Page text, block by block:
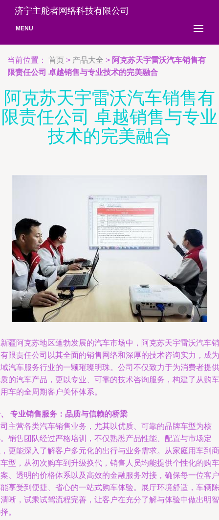
济宁主舵者网络科技有限公司
MENU
当前位置： 首页 > 产品大全 > 阿克苏天宇雷沃汽车销售有
限责任公司 卓越销售与专业技术的完美融合
阿克苏天宇雷沃汽车销售有
限责任公司 卓越销售与专业
技术的完美融合
疆阿克苏地区蓬勃发展的汽车市场中，阿克苏天宇雷沃汽车销
限责任公司以其全面的销售网络和深厚的技术咨询实力，成为
汽车服务行业的一颗璀璨明珠。公司不仅致力于为消费者提供
的汽车产品，更以专业、可靠的技术咨询服务，构建了从购车
车的全周期客户关怀体系。
专业销售服务：品质与信赖的桥梁
主营各类汽车销售业务，尤其以优质、可靠的品牌车型为核
销售团队经过严格培训，不仅熟悉产品性能、配置与市场定
更能深入了解客户多元化的出行与业务需求。从家庭用车到商
型，从初次购车到升级换代，销售人员均能提供个性化的购车
、透明的价格体系以及高效的金融服务对接，确保每一位客户
享受到便捷、省心的一站式购车体验。展厅环境舒适，车辆陈
晰，试乘试驾流程完善，让客户在充分了解与体验中做出明智
。